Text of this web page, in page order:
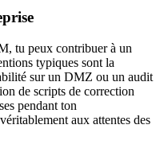
tu peux contribuer à un
typiques sont la
sur un DMZ ou un audit
de scripts de correction
pendant ton
aux attentes des